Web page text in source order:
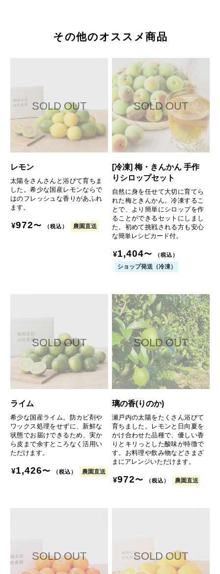
その他のオススメ商品
レモン
太陽をさんさんと浴びて育ちま
した。希少な国産レモンならで
はのフレッシュな香りがあふれ
ます。
¥972〜 （税込） 農園直送
[冷凍] 梅・きんかん 手作
りシロップセット
自然に身を任せて大切に育てら
れた梅ときんかん。冷凍するこ
とで、より簡単にシロップを作
ることができるセットにしまし
た。初めて挑戦される方も安心
な簡単レシピカード付。
¥1,404〜 （税込）
ショップ発送（冷凍）
ライム
希少な国産ライム。防カビ剤や
ワックス処理をせずに、新鮮な
状態でお届けできるため、実か
ら皮まで余すところなく活用い
ただけます。
¥1,426〜 （税込） 農園直送
璃の香(りのか)
瀬戸内の太陽をたくさん浴びて
育ちました。レモンと日向夏を
かけ合わせた品種で、優しい香
りとキリっとした酸味が特徴で
す。お料理や飲み物などさまざ
まにアレンジいただけます。
¥972〜 （税込） 農園直送